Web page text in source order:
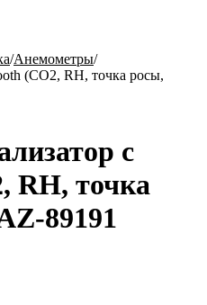
/Анемометры/
(СО2, RH, точка росы,
с
RH, точка
89191